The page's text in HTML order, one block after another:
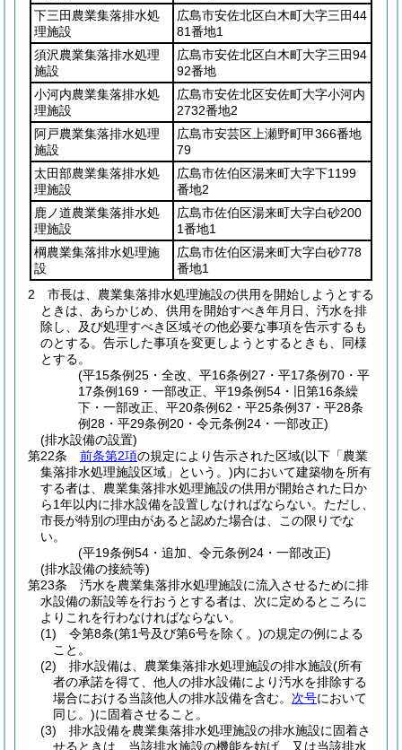
下三田農業集落排水処
理施設
広島市安佐北区白木町大字三田44
81番地1
須沢農業集落排水処理
施設
広島市安佐北区白木町大字三田94
92番地
小河内農業集落排水処
理施設
広島市安佐北区安佐町大字小河内
2732番地2
阿戸農業集落排水処理
施設
広島市安芸区上瀬野町甲366番地
79
太田部農業集落排水処
理施設
広島市佐伯区湯来町大字下1199
番地2
鹿ノ道農業集落排水処
理施設
広島市佐伯区湯来町大字白砂200
1番地1
棡農業集落排水処理施
設
広島市佐伯区湯来町大字白砂778
番地1
2
市長は、農業集落排水処理施設の供用を開始しようとする
ときは、あらかじめ、供用を開始すべき年月日、汚水を排
除し、及び処理すべき区域その他必要な事項を告示するも
のとする。 告示した事項を変更しようとするときも、同様
とする。
(平15条例25・全改、平16条例27・平17条例70・平
17条例169・一部改正、平19条例54・旧第16条繰
下・一部改正、平20条例62・平25条例37・平28条
例28・平29条例20・令元条例24・一部改正)
(排水設備の設置)
第22条
前条第2項の規定により告示された区域(以下「農業
集落排水処理施設区域」という。)内において建築物を所有
する者は、農業集落排水処理施設の供用が開始された日か
ら1年以内に排水設備を設置しなければならない。 ただし、
市長が特別の理由があると認めた場合は、この限りでな
い。
(平19条例54・追加、令元条例24・一部改正)
(排水設備の接続等)
第23条
汚水を農業集落排水処理施設に流入させるために排
水設備の新設等を行おうとする者は、次に定めるところに
よりこれを行わなければならない。
(1)
令第8条(第1号及び第6号を除く。)の規定の例による
こと。
(2)
排水設備は、農業集落排水処理施設の排水施設(所有
者の承諾を得て、他人の排水設備により汚水を排除する
場合における当該他人の排水設備を含む。 次号において
同じ。)に固着させること。
(3)
排水設備を農業集落排水処理施設の排水施設に固着さ
せるときは、当該排水施設の機能を妨げ、又は当該排水